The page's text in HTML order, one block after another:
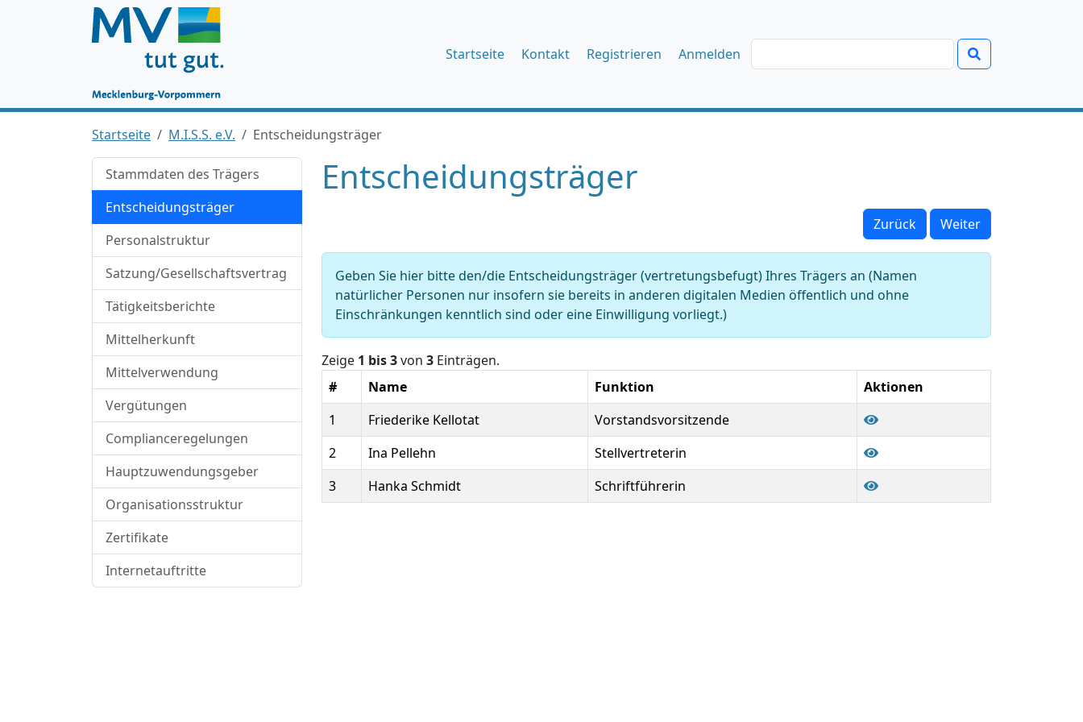
Startseite Kontakt Registrieren Anmelden
Startseite M.I.S.S. e.V. Entscheidungsträger
Stammdaten des Trägers
Entscheidungsträger
Personalstruktur
Satzung/Gesellschaftsvertrag
Tätigkeitsberichte
Mittelherkunft
Mittelverwendung
Vergütungen
Complianceregelungen
Hauptzuwendungsgeber
Organisationsstruktur
Zertifikate
Internetauftritte
Entscheidungsträger
Zurück Weiter
Geben Sie hier bitte den/die Entscheidungsträger (vertretungsbefugt) Ihres Trägers an (Namen
natürlicher Personen nur insofern sie bereits in anderen digitalen Medien öffentlich und ohne
Einschränkungen kenntlich sind oder eine Einwilligung vorliegt.)
Zeige 1 bis 3von 3 Einträgen.
#
Name Funktion
Aktionen
1
Friederike Kellotat
Vorstandsvorsitzende
2
Ina Pellehn
Stellvertreterin
3
Hanka Schmidt Schriftführerin